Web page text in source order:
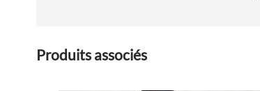
Produits associés